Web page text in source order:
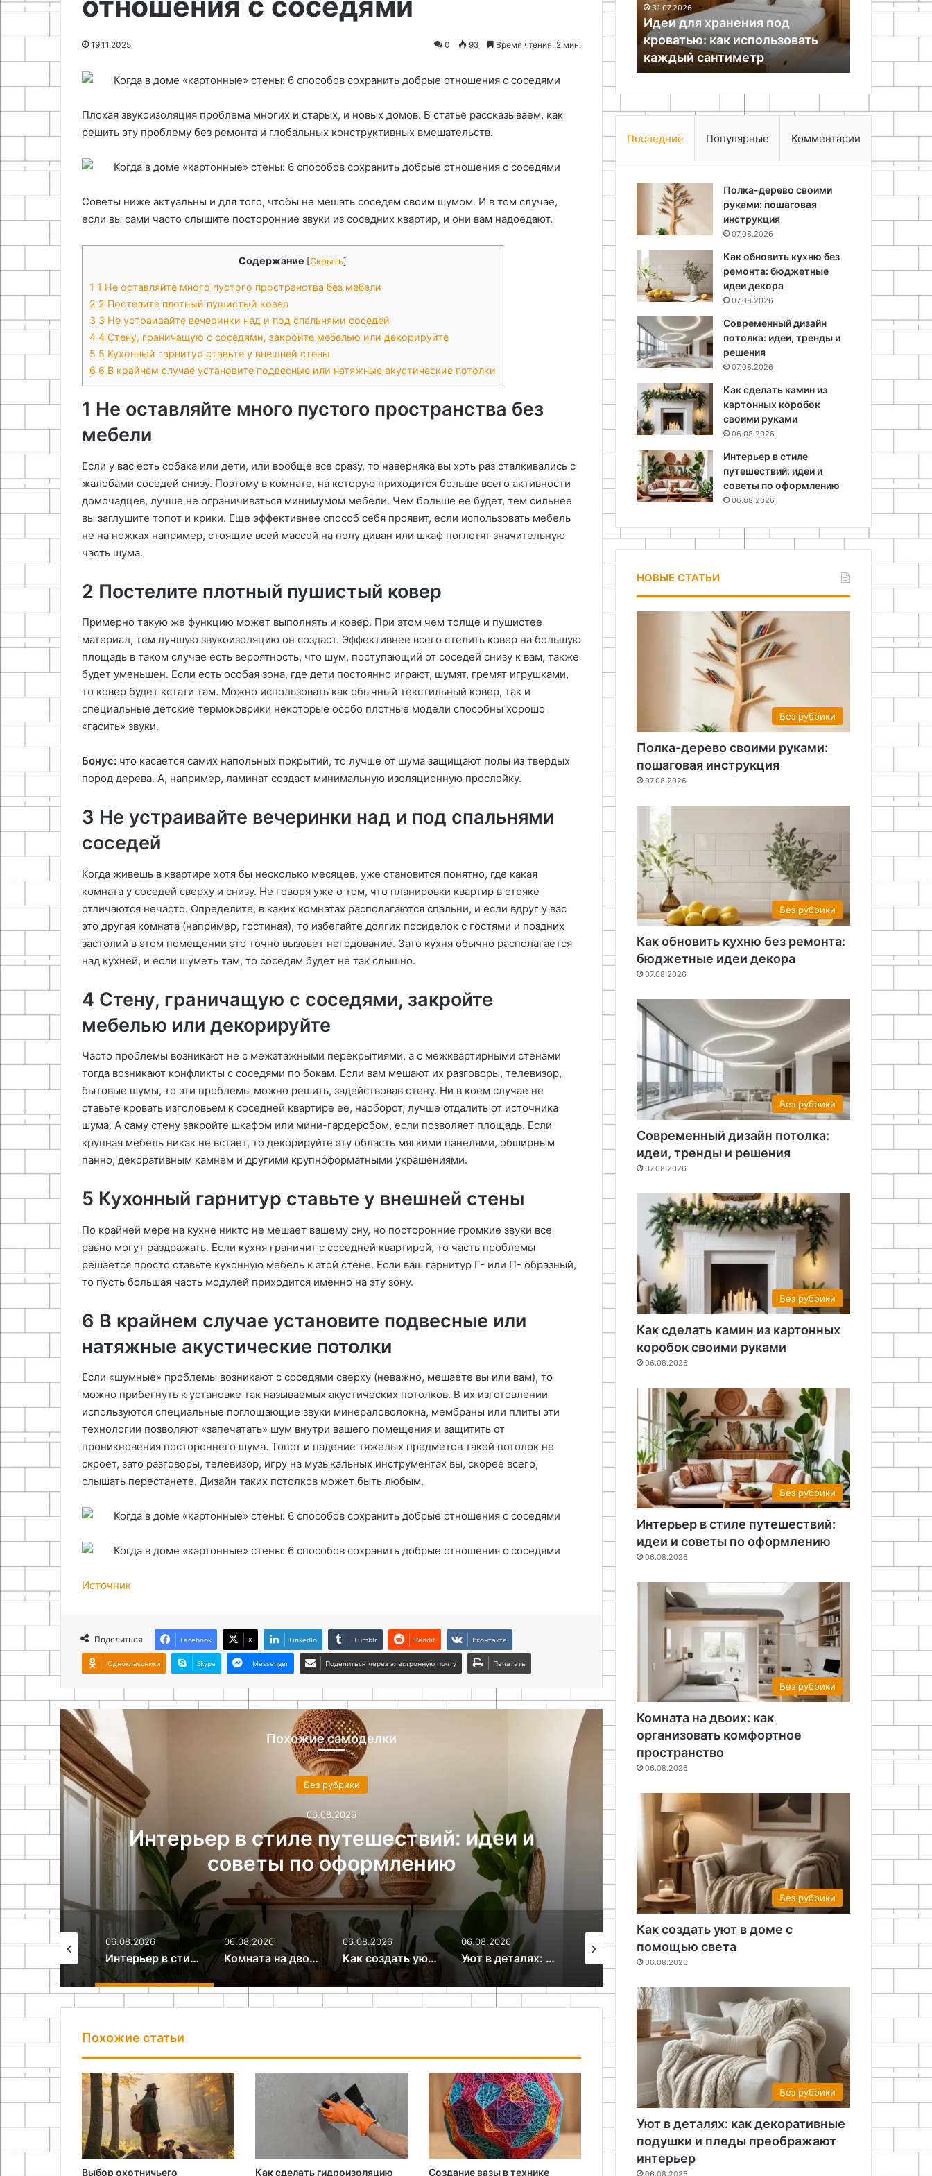
19.11.2025 0 93 Время чтения: 2 мин.
Плохая звукоизоляция проблема многих и старых, и новых домов. В статье рассказываем, как
решить эту проблему без ремонта и глобальных конструктивных вмешательств.
Советы ниже актуальны и для того, чтобы не мешать соседям своим шумом. И в том случае,
если вы сами часто слышите посторонние звуки из соседних квартир, и они вам надоедают.
Содержание [Скрыть]
1 1 Не оставляйте много пустого пространства без мебели
2 2 Постелите плотный пушистый ковер
3 3 Не устраивайте вечеринки над и под спальнями соседей
4 4 Стену, граничащую с соседями, закройте мебелью или декорируйте
5 5 Кухонный гарнитур ставьте у внешней стены
6 6 В крайнем случае установите подвесные или натяжные акустические потолки
1 Не оставляйте много пустого пространства без
мебели
Если у вас есть собака или дети, или вообще все сразу, то наверняка вы хоть раз сталкивались с
жалобами соседей снизу. Поэтому в комнате, на которую приходится больше всего активности
домочадцев, лучше не ограничиваться минимумом мебели. Чем больше ее будет, тем сильнее
вы заглушите топот и крики. Еще эффективнее способ себя проявит, если использовать мебель
не на ножках например, стоящие всей массой на полу диван или шкаф поглотят значительную
часть шума.
2 Постелите плотный пушистый ковер
Примерно такую же функцию может выполнять и ковер. При этом чем толще и пушистее
материал, тем лучшую звукоизоляцию он создаст. Эффективнее всего стелить ковер на большую
площадь в таком случае есть вероятность, что шум, поступающий от соседей снизу к вам, также
будет уменьшен. Если есть особая зона, где дети постоянно играют, шумят, гремят игрушками,
то ковер будет кстати там. Можно использовать как обычный текстильный ковер, так и
специальные детские термоковрики некоторые особо плотные модели способны хорошо
«гасить» звуки.
Бонус: что касается самих напольных покрытий, то лучше от шума защищают полы из твердых
пород дерева. А, например, ламинат создаст минимальную изоляционную прослойку.
3 Не устраивайте вечеринки над и под спальнями
соседей
Когда живешь в квартире хотя бы несколько месяцев, уже становится понятно, где какая
комната у соседей сверху и снизу. Не говоря уже о том, что планировки квартир в стояке
отличаются нечасто. Определите, в каких комнатах располагаются спальни, и если вдруг у вас
это другая комната (например, гостиная), то избегайте долгих посиделок с гостями и поздних
застолий в этом помещении это точно вызовет негодование. Зато кухня обычно располагается
над кухней, и если шуметь там, то соседям будет не так слышно.
4 Стену, граничащую с соседями, закройте
мебелью или декорируйте
Часто проблемы возникают не с межэтажными перекрытиями, а с межквартирными стенами
тогда возникают конфликты с соседями по бокам. Если вам мешают их разговоры, телевизор,
бытовые шумы, то эти проблемы можно решить, задействовав стену. Ни в коем случае не
ставьте кровать изголовьем к соседней квартире ее, наоборот, лучше отдалить от источника
шума. А саму стену закройте шкафом или мини-гардеробом, если позволяет площадь. Если
крупная мебель никак не встает, то декорируйте эту область мягкими панелями, обширным
панно, декоративным камнем и другими крупноформатными украшениями.
5 Кухонный гарнитур ставьте у внешней стены
По крайней мере на кухне никто не мешает вашему сну, но посторонние громкие звуки все
равно могут раздражать. Если кухня граничит с соседней квартирой, то часть проблемы
решается просто ставьте кухонную мебель к этой стене. Если ваш гарнитур Г- или П- образный,
то пусть большая часть модулей приходится именно на эту зону.
6 В крайнем случае установите подвесные или
натяжные акустические потолки
Если «шумные» проблемы возникают с соседями сверху (неважно, мешаете вы или вам), то
можно прибегнуть к установке так называемых акустических потолков. В их изготовлении
используются специальные поглощающие звуки минераловолокна, мембраны или плиты эти
технологии позволяют «запечатать» шум внутри вашего помещения и защитить от
проникновения постороннего шума. Топот и падение тяжелых предметов такой потолок не
скроет, зато разговоры, телевизор, игру на музыкальных инструментах вы, скорее всего,
слышать перестанете. Дизайн таких потолков может быть любым.
Источник
Поделиться Facebook X LinkedIn Tumblr Reddit Вконтакте
Одноклассники Skype Messenger Поделиться через электронную почту Печатать
Похожие самоделки
Без рубрики
06.08.2026
Интерьер в стиле путешествий: идеи и
советы по оформлению
Без рубрики
06.08.2026
Комната на двоих: как
комфортное
Как сделать камин из картонных коробок своими руками
06.08.2026
Интерьер в стиле путешествий: идеи и советы по оформлению
06.08.2026
Комната на двоих: как организовать комфортное пространство
06.08.2026
Как создать уют в доме с помощью света
06.08.2026
Уют в деталях: как декоративные подушки и пледы преображают интерьер
06.08.2026
Принцип повторения в интерьере: создаем ритм и гармонию
06.08.2026
Похожие статьи
Выбор охотничьего Как сделать гидроизоляцию Создание вазы в технике
Как приготовить настоящий
Как сделать органайзер для
использовать
каждый
сантиметр
31.07.2026
Идеи для хранения под
кроватью: как использовать
каждый сантиметр
Астане
Защита
проверках
Последние Популярные Комментарии
Полка-дерево своими
руками: пошаговая
инструкция
07.08.2026
Как обновить кухню без
ремонта: бюджетные
идеи декора
07.08.2026
Современный дизайн
потолка: идеи, тренды и
решения
07.08.2026
Как сделать камин из
картонных коробок
своими руками
06.08.2026
Интерьер в стиле
путешествий: идеи и
советы по оформлению
06.08.2026
НОВЫЕ СТАТЬИ
Без рубрики
Полка-дерево своими руками:
пошаговая инструкция
07.08.2026
Без рубрики
Как обновить кухню без ремонта:
бюджетные идеи декора
07.08.2026
Без рубрики
Современный дизайн потолка:
идеи, тренды и решения
07.08.2026
Без рубрики
Как сделать камин из картонных
коробок своими руками
06.08.2026
Без рубрики
Интерьер в стиле путешествий:
идеи и советы по оформлению
06.08.2026
Без рубрики
Комната на двоих: как
организовать комфортное
пространство
06.08.2026
Без рубрики
Как создать уют в доме с
помощью света
06.08.2026
Без рубрики
Уют в деталях: как декоративные
подушки и пледы преображают
интерьер
06.08.2026